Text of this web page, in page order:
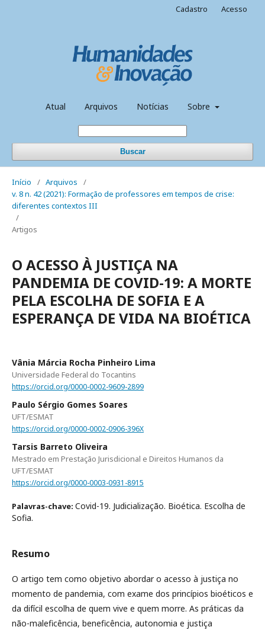
Atual Arquivos Notícias Sobre
Buscar
Cadastro Acesso
Início / Arquivos
/
v. 8 n. 42 (2021): Formação de professores em tempos de crise:
diferentes contextos III
/
Artigos
O ACESSO À JUSTIÇA NA
PANDEMIA DE COVID-19: A MORTE
PELA ESCOLHA DE SOFIA E A
ESPERANÇA DE VIDA NA BIOÉTICA
Vânia Márcia Rocha Pinheiro Lima
Universidade Federal do Tocantins
https://orcid.org/0000-0002-9609-2899
Paulo Sérgio Gomes Soares
UFT/ESMAT
https://orcid.org/0000-0002-0906-396X
Tarsis Barreto Oliveira
Mestrado em Prestação Jurisdicional e Direitos Humanos da
UFT/ESMAT
https://orcid.org/0000-0003-0931-8915
Palavras-chave: Covid-19. Judicialização. Bioética. Escolha de
Sofia.
Resumo
O artigo tem como objetivo abordar o acesso à justiça no
momento de pandemia, com exame dos princípios bioéticos e
da difícil escolha de quem vive e quem morre. As práticas da
não-maleficência, beneficência, autonomia e justiça